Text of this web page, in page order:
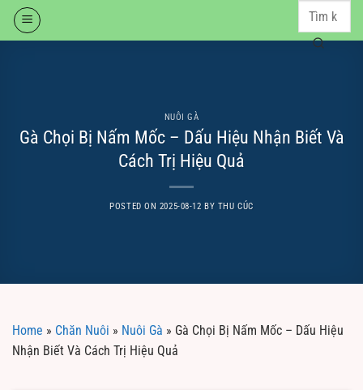
Skip
NUÔI GÀ
Gà Chọi Bị Nấm Mốc – Dấu Hiệu Nhận Biết Và
Cách Trị Hiệu Quả
POSTED ON 2025-08-12 BY THU CÚC
Home » Chăn Nuôi » Nuôi Gà » Gà Chọi Bị Nấm Mốc – Dấu Hiệu
Nhận Biết Và Cách Trị Hiệu Quả